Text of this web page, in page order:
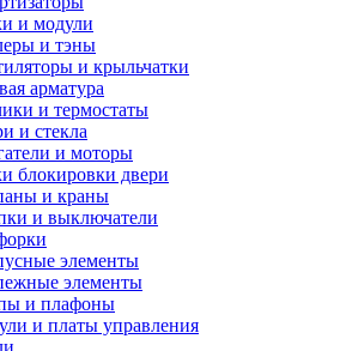
и модули
и тэны
и крыльчатки
арматура
и термостаты
и стекла
и моторы
блокировки двери
и краны
и выключатели
элементы
элементы
и плафоны
и платы управления